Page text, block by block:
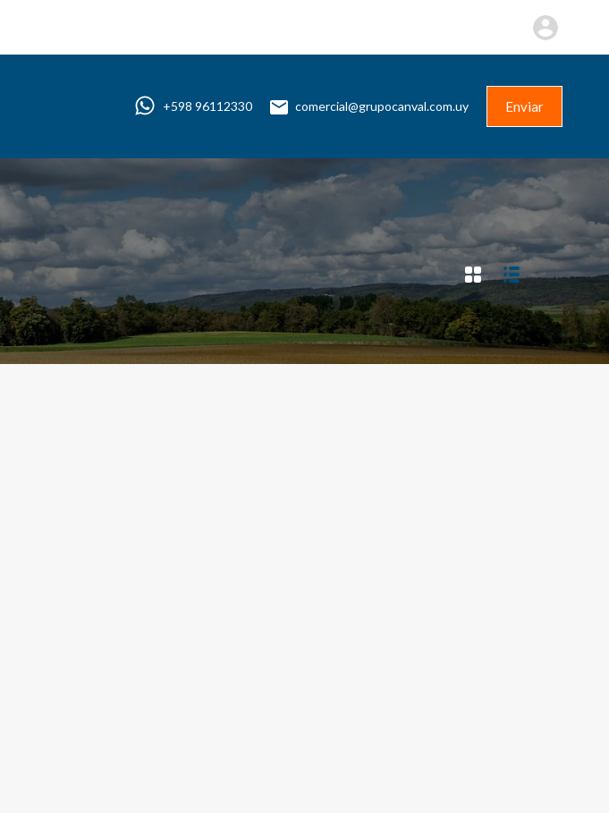
Enviar
+598 96112330 comercial@grupocanval.com.uy Enviar